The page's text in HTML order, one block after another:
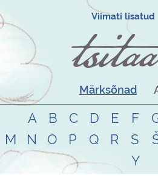
Viimati lisatud
Märksõnad
A B C D E F
M
N O P Q R S
Y